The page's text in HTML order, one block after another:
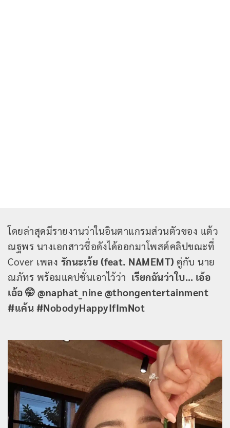
โดยล่าสุดมีรายงานว่าในอินตาแกรมส่วนตัวของ แต้ว
ณฐพร นางเอกสาวชื่อดังได้ออกมาโพสต์คลิปขณะที่
Cover เพลง รักนะเว้ย (feat. NAMEMT) คู่กับ นาย
ณภัทร พร้อมแคปชั่นเอาไว้ว่า เรียกฉันว่าใบ… เอ้อ
เอ้อ 🤭 @naphat_nine @thongentertainment
#แค้น #NobodyHappyIfImNot